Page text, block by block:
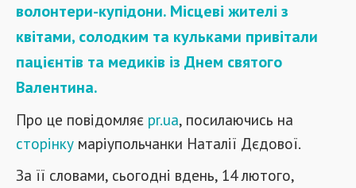
волонтери-купідони. Місцеві жителі з
квітами, солодким та кульками привітали
пацієнтів та медиків із Днем святого
Валентина.
Про це повідомляє pr.ua, посилаючись на
сторінку маріупольчанки Наталії Дєдової.
За її словами, сьогодні вдень, 14 лютого,